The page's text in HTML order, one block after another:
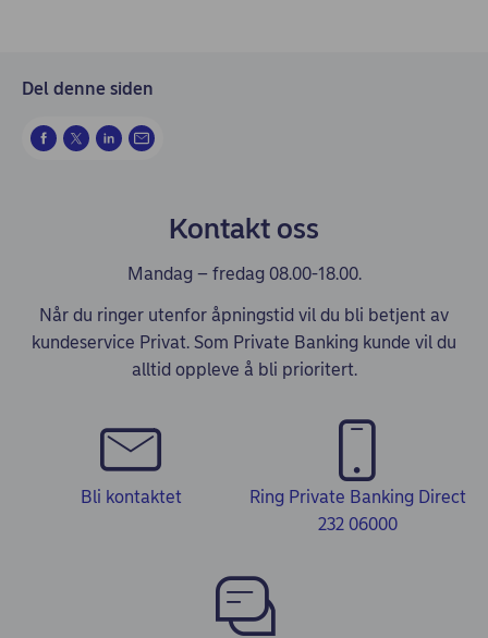
Del denne siden
Kontakt oss
Mandag – fredag 08.00-18.00.
Når du ringer utenfor åpningstid vil du bli betjent av
kundeservice Privat. Som Private Banking kunde vil du
alltid oppleve å bli prioritert.
Bli kontaktet
Ring Private Banking Direct
232 06000